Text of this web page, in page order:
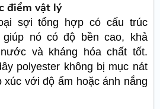
điểm vật lý
sợi tổng hợp có cấu trúc
nó có độ bền cao, khả
và kháng hóa chất tốt.
polyester không bị mục nát
xúc với độ ẩm hoặc ánh nắng